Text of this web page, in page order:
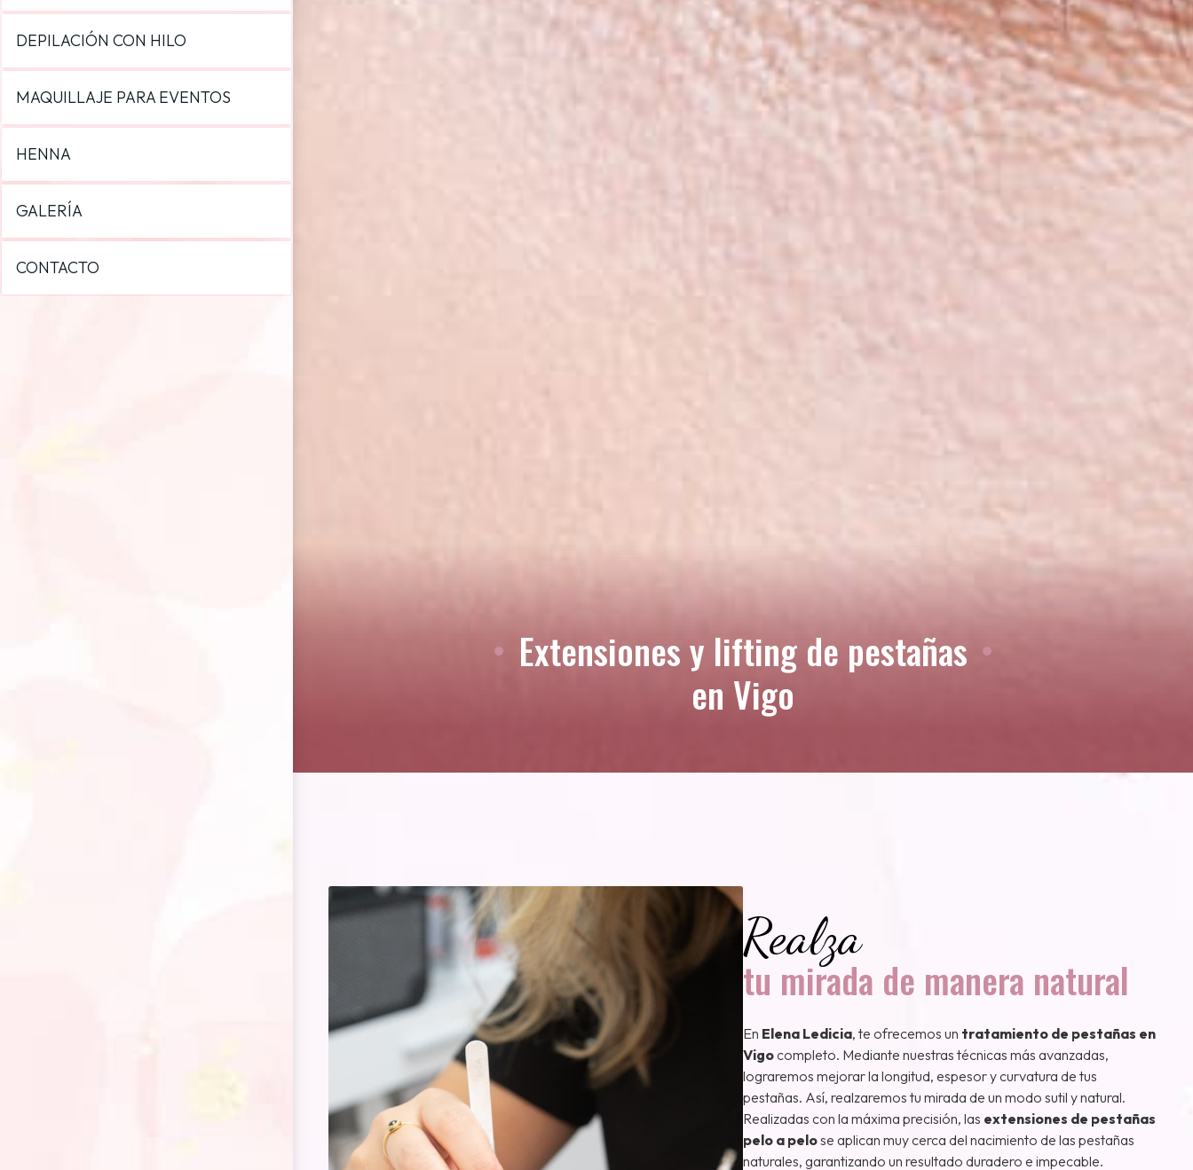
DEPILACIÓN CON HILO
MAQUILLAJE PARA EVENTOS
HENNA
GALERÍA
CONTACTO
Extensiones y lifting de pestañas
en Vigo
Realza
tu mirada de manera natural
En Elena Ledicia, te ofrecemos un tratamiento de pestañas en
Vigocompleto. Mediante nuestras técnicas más avanzadas,
lograremos mejorar la longitud, espesor y curvatura de tus
pestañas. Así, realzaremos tu mirada de un modo sutil y natural.
Realizadas con la máxima precisión, las extensiones de pestañas
pelo a pelose aplican muy cerca del nacimiento de las pestañas
naturales, garantizando un resultado duradero e impecable.